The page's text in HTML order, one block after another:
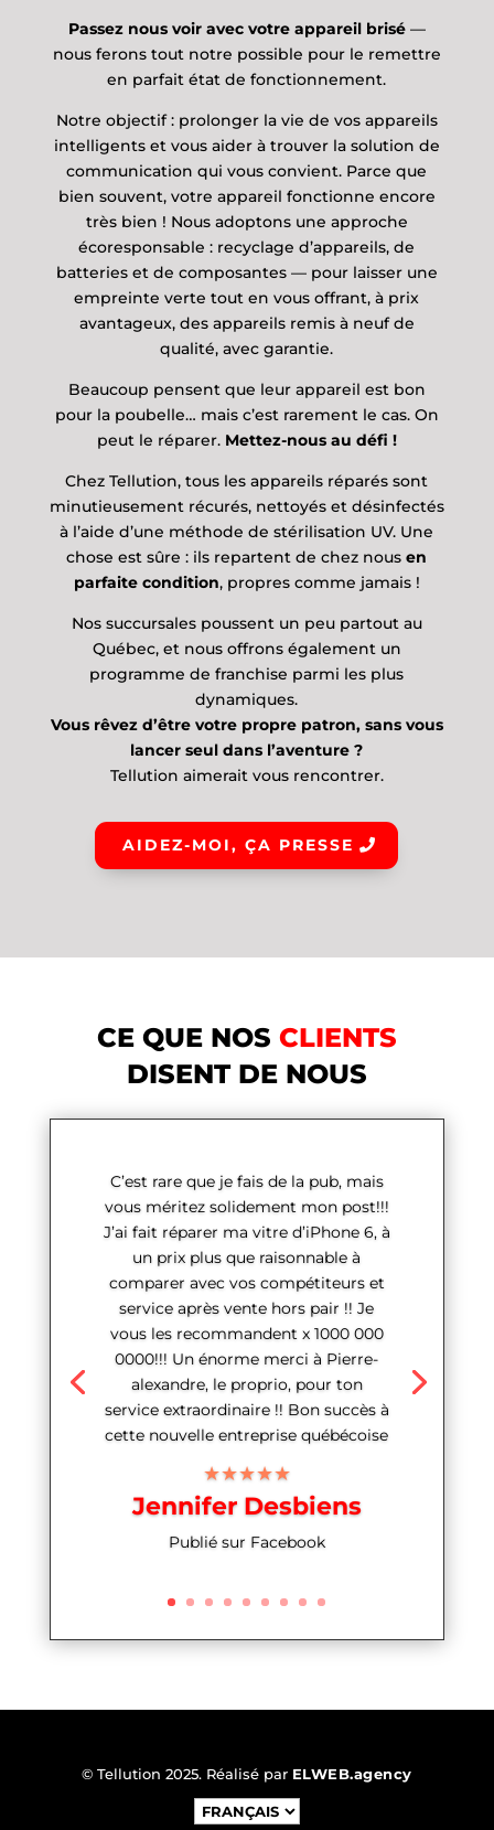
Passez nous voir avec votre appareil brisé—
nous ferons tout notre possible pour le remettre
en parfait état de fonctionnement.
Notre objectif : prolonger la vie de vos appareils
intelligents et vous aider à trouver la solution de
communication qui vous convient. Parce que
bien souvent, votre appareil fonctionne encore
très bien ! Nous adoptons une approche
écoresponsable : recyclage d’appareils, de
batteries et de composantes — pour laisser une
empreinte verte tout en vous offrant, à prix
avantageux, des appareils remis à neuf de
qualité, avec garantie.
Beaucoup pensent que leur appareil est bon
pour la poubelle… mais c’est rarement le cas. On
peut le réparer. Mettez-nous au défi !
Chez Tellution, tous les appareils réparés sont
minutieusement récurés, nettoyés et désinfectés
à l’aide d’une méthode de stérilisation UV. Une
chose est sûre : ils repartent de chez nousen
parfaite condition, propres comme jamais !
Nos succursales poussent un peu partout au
Québec, et nous offrons également un
programme de franchise parmi les plus
dynamiques.
Vous rêvez d’être votre propre patron, sans vous
lancer seul dans l’aventure ?
Tellution aimerait vous rencontrer.
AIDEZ-MOI, ÇA PRESSE
CE QUE NOS CLIENTS
DISENT DE NOUS
C’est rare que je fais de la pub, mais
vous méritez solidement mon post!!!
J’ai fait réparer ma vitre d’iPhone 6, à
un prix plus que raisonnable à
comparer avec vos compétiteurs et
service après vente hors pair !! Je
vous les recommandent x 1000 000
0000!!! Un énorme merci à Pierre-
alexandre, le proprio, pour ton
service extraordinaire !! Bon succès à
cette nouvelle entreprise québécoise
★★★★★
Jennifer Desbiens
Publié sur Facebook
© Tellution 2025. Réalisé par ELWEB.agency